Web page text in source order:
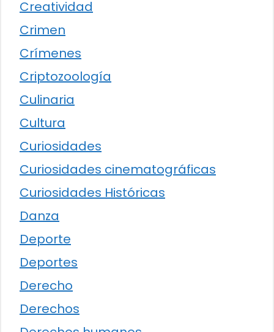
Creatividad
Crimen
Crímenes
Criptozoología
Culinaria
Cultura
Curiosidades
Curiosidades cinematográficas
Curiosidades Históricas
Danza
Deporte
Deportes
Derecho
Derechos